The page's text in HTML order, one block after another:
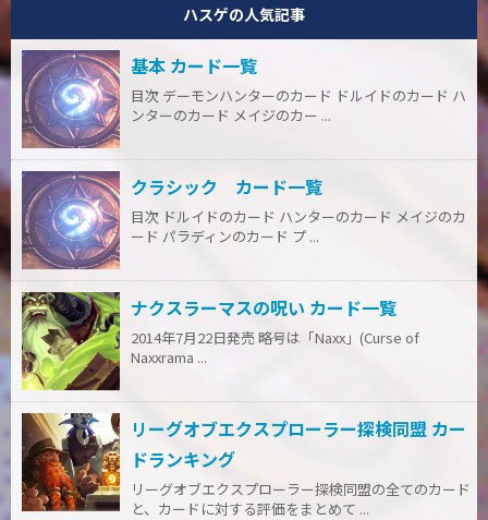
ハスゲの人気記事
基本 カード一覧
目次 デーモンハンターのカード ドルイドのカード ハ
ンターのカード メイジのカー ...
クラシック カード一覧
目次 ドルイドのカード ハンターのカード メイジのカ
ード パラディンのカード プ ...
ナクスラーマスの呪い カード一覧
2014年7月22日発売 略号は「Naxx」(Curse of
Naxxrama ...
リーグオブエクスプローラー探検同盟 カー
ドランキング
リーグオブエクスプローラー探検同盟の全てのカード
と、カードに対する評価をまとめて ...